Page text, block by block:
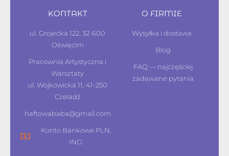
KONTAKT
ul. Grojecka 122, 32-600
Oświęcim
Pracownia Artystyczna i
Warsztaty
ul. Wojkowicka 11, 41-250
Czeladź
haftowababa@gmail.com
Konto Bankowe PLN,
ING:
O FIRMIE
Wysyłka i dostawa
Blog
FAQ — najczęściej
zadawane pytania